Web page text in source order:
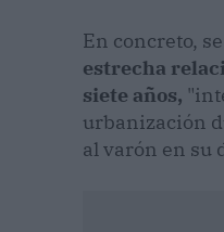
En concreto,
estrecha
siete años,
urbanización
al varón en su